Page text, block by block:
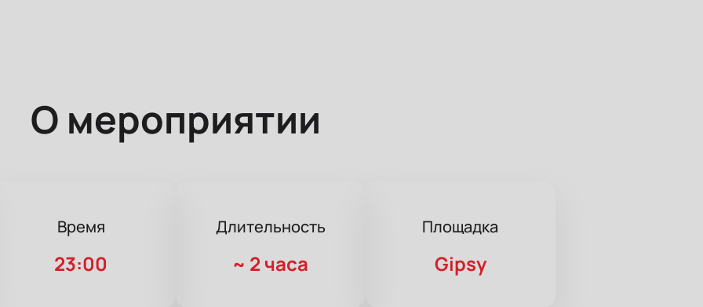
О мероприятии
Время
23:00
Длительность
~ 2 часа
Площадка
Gipsy